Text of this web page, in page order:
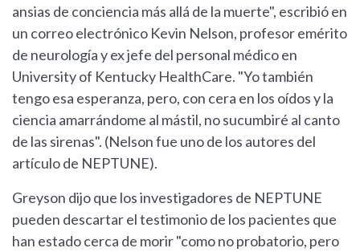
ansias de conciencia más allá de la muerte", escribió en
un correo electrónico Kevin Nelson, profesor emérito
de neurología y ex jefe del personal médico en
University of Kentucky HealthCare. "Yo también
tengo esa esperanza, pero, con cera en los oídos y la
ciencia amarrándome al mástil, no sucumbiré al canto
de las sirenas". (Nelson fue uno de los autores del
artículo de NEPTUNE).
Greyson dijo que los investigadores de NEPTUNE
pueden descartar el testimonio de los pacientes que
han estado cerca de morir "como no probatorio, pero